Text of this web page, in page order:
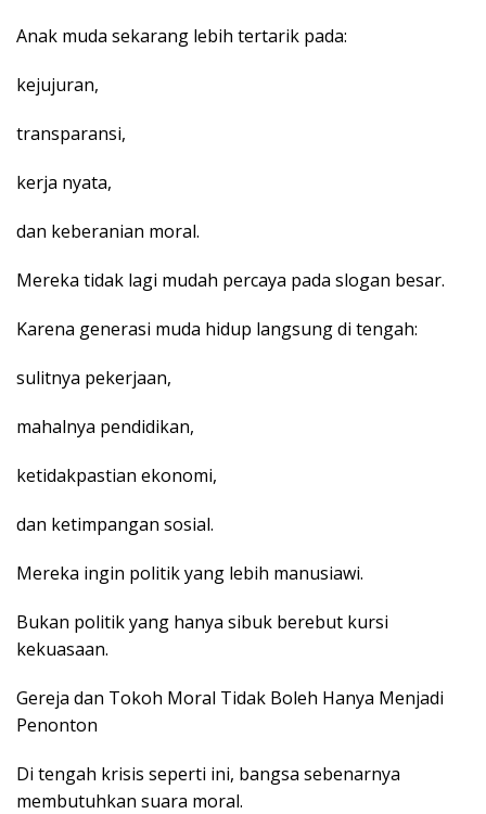
Anak muda sekarang lebih tertarik pada:
kejujuran,
transparansi,
kerja nyata,
dan keberanian moral.
Mereka tidak lagi mudah percaya pada slogan besar.
Karena generasi muda hidup langsung di tengah:
sulitnya pekerjaan,
mahalnya pendidikan,
ketidakpastian ekonomi,
dan ketimpangan sosial.
Mereka ingin politik yang lebih manusiawi.
Bukan politik yang hanya sibuk berebut kursi
kekuasaan.
Gereja dan Tokoh Moral Tidak Boleh Hanya Menjadi
Penonton
Di tengah krisis seperti ini, bangsa sebenarnya
membutuhkan suara moral.